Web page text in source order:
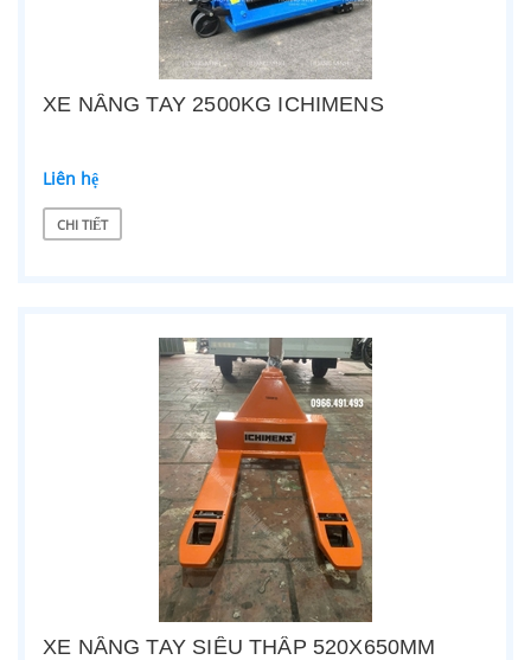
XE NÂNG TAY 2500KG ICHIMENS
Liên hệ
CHI TIẾT
XE NÂNG TAY SIÊU THẤP 520X650MM